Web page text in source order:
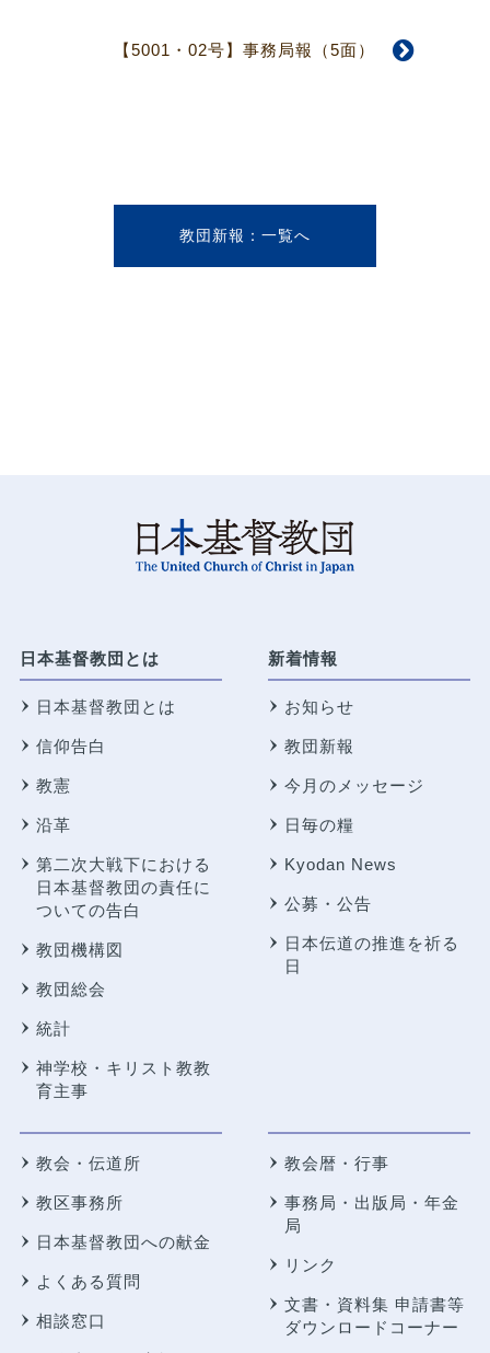
【5001・02号】事務局報（5面）
教団新報
日本基督教団とは
日本基督教団とは
信仰告白
教憲
沿革
第二次大戦下における
日本基督教団の責任に
ついての告白
教団機構図
教団総会
統計
神学校・キリスト教教
育主事
新着情報
お知らせ
教団新報
今月のメッセージ
日毎の糧
Kyodan News
公募・公告
日本伝道の推進を祈る
日
教会・伝道所
教区事務所
日本基督教団への献金
よくある質問
相談窓口
教会暦・行事
事務局・出版局・年金
局
リンク
文書・資料集 申請書等
ダウンロードコーナー